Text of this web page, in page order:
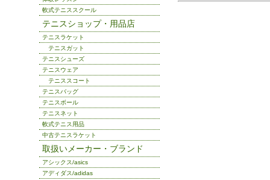
軟式テニススクール
テニスショップ・用品店
テニスラケット
テニスガット
テニスシューズ
テニスウェア
テニススコート
テニスバッグ
テニスボール
テニスネット
軟式テニス用品
中古テニスラケット
取扱いメーカー・ブランド
アシックス/asics
アディダス/adidas